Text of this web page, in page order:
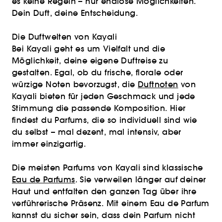
Dein Duft, deine Entscheidung.
Die Duftwelten von Kayali
Bei Kayali geht es um Vielfalt und die
Möglichkeit, deine eigene Duftreise zu
gestalten. Egal, ob du frische, florale oder
würzige Noten bevorzugst, die Duftnoten von
Kayali bieten für jeden Geschmack und jede
Stimmung die passende Komposition. Hier
findest du Parfums, die so individuell sind wie
du selbst – mal dezent, mal intensiv, aber
immer einzigartig.
Die meisten Parfums von Kayali sind klassische
Eau de Parfums. Sie verweilen länger auf deiner
Haut und entfalten den ganzen Tag über ihre
verführerische Präsenz. Mit einem Eau de Parfum
kannst du sicher sein, dass dein Parfum nicht